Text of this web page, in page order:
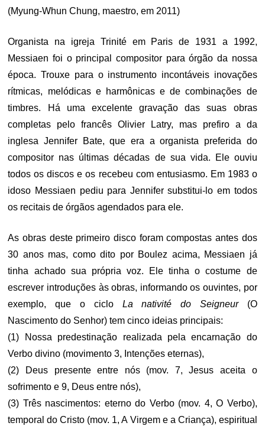
(Myung-Whun Chung, maestro, em 2011)
Organista na igreja Trinité em Paris de 1931 a 1992,
Messiaen foi o principal compositor para órgão da nossa
época. Trouxe para o instrumento incontáveis inovações
rítmicas, melódicas e harmônicas e de combinações de
timbres. Há uma excelente gravação das suas obras
completas pelo francês Olivier Latry, mas prefiro a da
inglesa Jennifer Bate, que era a organista preferida do
compositor nas últimas décadas de sua vida. Ele ouviu
todos os discos e os recebeu com entusiasmo. Em 1983 o
idoso Messiaen pediu para Jennifer substitui-lo em todos
os recitais de órgãos agendados para ele.
As obras deste primeiro disco foram compostas antes dos
30 anos mas, como dito por Boulez acima, Messiaen já
tinha achado sua própria voz. Ele tinha o costume de
escrever introduções às obras, informando os ouvintes, por
exemplo, que o ciclo La nativité do Seigneur(O
Nascimento do Senhor) tem cinco ideias principais:
(1) Nossa predestinação realizada pela encarnação do
Verbo divino (movimento 3, Intenções eternas),
(2) Deus presente entre nós (mov. 7, Jesus aceita o
sofrimento e 9, Deus entre nós),
(3) Três nascimentos: eterno do Verbo (mov. 4, O Verbo),
temporal do Cristo (mov. 1, A Virgem e a Criança), espiritual